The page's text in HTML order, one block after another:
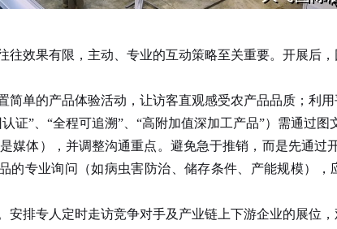
果有限，主动、专业的互动策略至关重要。开展后
的产品体验活动，让访客直观感受农产品品质；利用
”、“全程可追溯”、“高附加值深加工产品”）需通过图
体），并调整沟通重点。避免急于推销，而是先通过
专业询问（如病虫害防治、储存条件、产能规模）
专人定时走访竞争对手及产业链上下游企业的展位，